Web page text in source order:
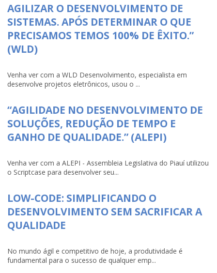
AGILIZAR O DESENVOLVIMENTO DE
SISTEMAS. APÓS DETERMINAR O QUE
PRECISAMOS TEMOS 100% DE ÊXITO.”
(WLD)
Venha ver com a WLD Desenvolvimento, especialista em
desenvolve projetos eletrônicos, usou o ...
“AGILIDADE NO DESENVOLVIMENTO DE
SOLUÇÕES, REDUÇÃO DE TEMPO E
GANHO DE QUALIDADE.” (ALEPI)
Venha ver com a ALEPI - Assembleia Legislativa do Piauí utilizou
o Scriptcase para desenvolver seu...
LOW-CODE: SIMPLIFICANDO O
DESENVOLVIMENTO SEM SACRIFICAR A
QUALIDADE
No mundo ágil e competitivo de hoje, a produtividade é
fundamental para o sucesso de qualquer emp...